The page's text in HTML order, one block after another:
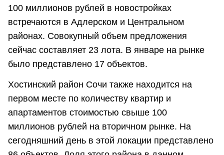
100 миллионов рублей в новостройках
встречаются в Адлерском и Центральном
районах. Совокупный объем предложения
сейчас составляет 23 лота. В январе на рынке
было представлено 17 объектов.
Хостинский район Сочи также находится на
первом месте по количеству квартир и
апартаментов стоимостью свыше 100
миллионов рублей на вторичном рынке. На
сегодняшний день в этой локации представлено